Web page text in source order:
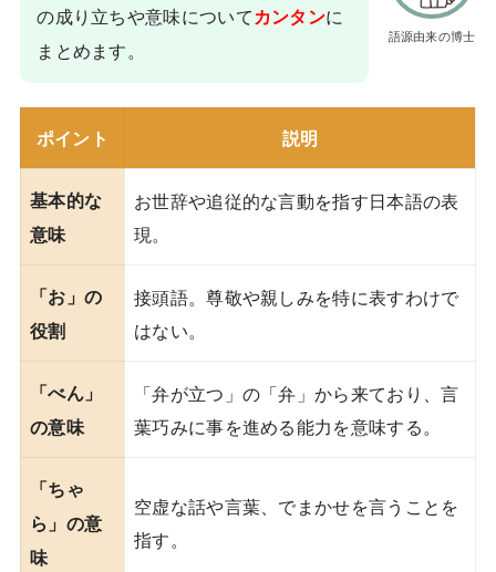
語源由来の博士
の成り立ちや意味についてカンタンに
まとめます。
ポイント 説明
基本的な
意味
お世辞や追従的な言動を指す日本語の表
現。
「お」の
役割
接頭語。尊敬や親しみを特に表すわけで
はない。
「べん」
の意味
「弁が立つ」の「弁」から来ており、言
葉巧みに事を進める能力を意味する。
「ちゃ
ら」の意
味
空虚な話や言葉、でまかせを言うことを
指す。